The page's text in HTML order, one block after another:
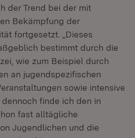
der Trend bei der mit
Bekämpfung der
fortgesetzt. „Dieses
bestimmt durch die
wie zum Beispiel durch
an jugendspezifischen
sowie intensive
finde ich den in
fast alltägliche
Jugendlichen und die